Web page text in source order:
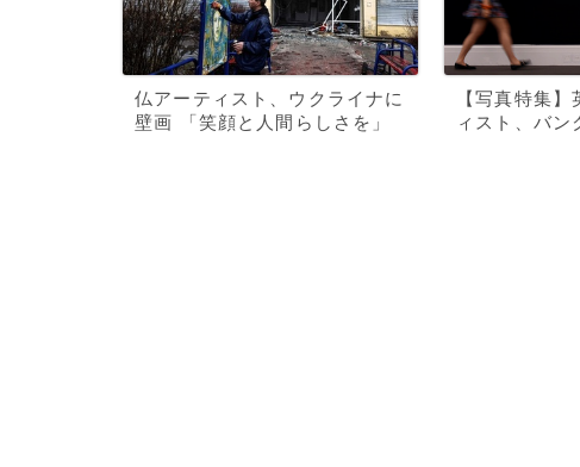
仏アーティスト、ウクライナに
壁画 「笑顔と人間らしさを」
【写真特集
ィスト、バン